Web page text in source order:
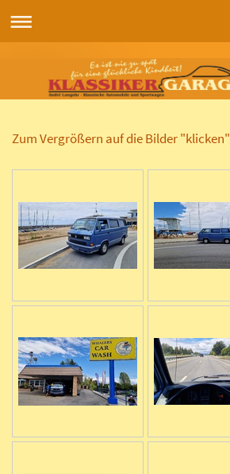
Zum Vergrößern auf die Bilder "klicken"